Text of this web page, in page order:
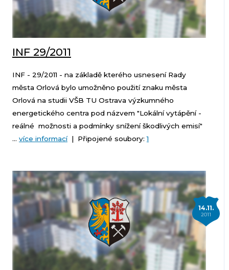
INF 29/2011
INF - 29/2011 - na základě kterého usnesení Rady
města Orlová bylo umožněno použití znaku města
Orlová na studii VŠB TU Ostrava výzkumného
energetického centra pod názvem "Lokální vytápění -
reálné možnosti a podmínky snížení škodlivých emisí"
... více informací| Připojené soubory:1
14.11.
2011